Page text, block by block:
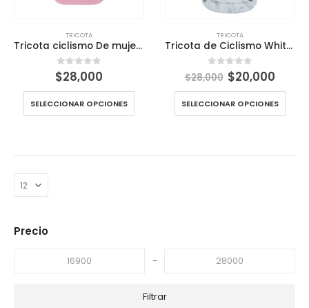
TRICOTA
Tricota ciclismo De mujer Redsky Cyclinder 4 bolsillos
0 out of 5
$28,000
SELECCIONAR OPCIONES
TRICOTA
Tricota de Ciclismo White Cyclinder 4 bolsillos para Todos los Niveles
0out of 5
$28,000 El
precio
original
era:
$28,000.
$20,000
es:
SELECCIONAR OPCIONES
Precio
-
Filtrar